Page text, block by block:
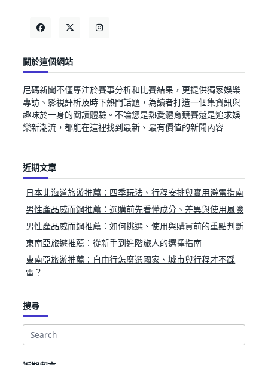
關於這個網站
尼碼新聞不僅專注於賽事分析和比賽結果，更提供獨家娛樂
專訪、影視評析及時下熱門話題，為讀者打造一個集資訊與
趣味於一身的閱讀體驗。不論您是熱愛體育競賽還是追求娛
樂新潮流，都能在這裡找到最新、最有價值的新聞內容
近期文章
日本北海道旅遊推薦：四季玩法、行程安排與實用避雷指南
男性產品威而鋼推薦：選購前先看懂成分、差異與使用風險
男性產品威而鋼推薦：如何挑選、使用與購買前的重點判斷
東南亞旅遊推薦：從新手到進階旅人的選擇指南
東南亞旅遊推薦：自由行怎麼選國家、城市與行程才不踩
雷？
搜尋
Search